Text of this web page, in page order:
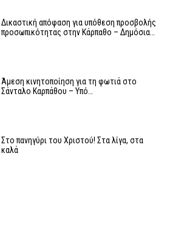
Δικαστική απόφαση για υπόθεση προσβολής
προσωπικότητας στην Κάρπαθο – Δημόσια…
Άμεση κινητοποίηση για τη φωτιά στο
Σάνταλο Καρπάθου – Υπό…
Στο πανηγύρι του Χριστού! Στα λίγα, στα
καλά